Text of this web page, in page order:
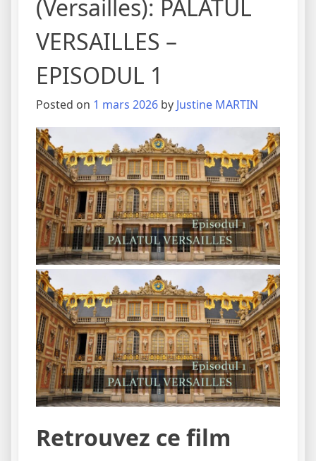
(Versailles): PALATUL
VERSAILLES –
EPISODUL 1
Posted on 1 mars 2026 by Justine MARTIN
Retrouvez ce film